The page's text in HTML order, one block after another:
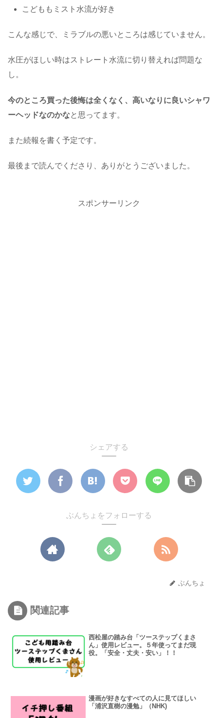
こどももミスト水流が好き
こんな感じで、ミラブルの悪いところは感じていません。
水圧がほしい時はストレート水流に切り替えれば問題な
し。
今のところ買った後悔は全くなく、高いなりに良いシャワ
ーヘッドなのかなと思ってます。
また続報を書く予定です。
最後まで読んでくださり、ありがとうございました。
スポンサーリンク
シェアする
ぶんちょをフォローする
ぶんちょ
関連記事
西松屋の踏み台「ツーステップくまさ
ん」使用レビュー。５年使ってまだ現
役。「安全・丈夫・安い」！！
漫画が好きなすべての人に見てほしい
「浦沢直樹の漫勉」（NHK)